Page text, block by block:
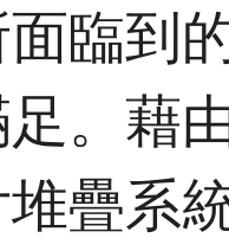
臨到
。藉
疊系